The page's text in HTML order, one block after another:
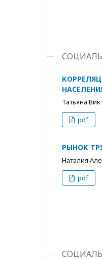
Татьяна
pdf
РЫНОК
Наталия
pdf